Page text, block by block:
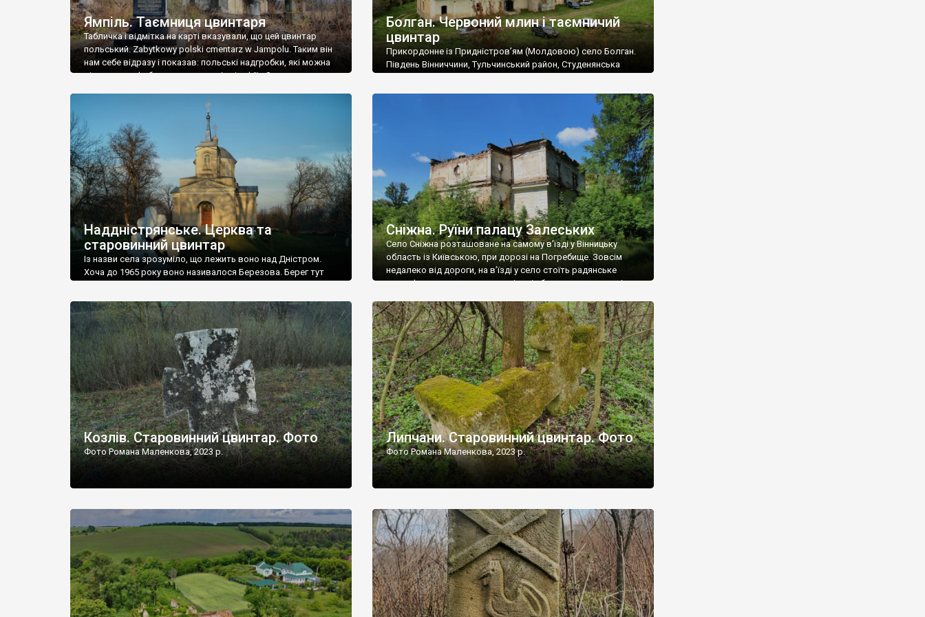
Ямпіль. Таємниця цвинтаря
Табличка і відмітка на карті вказували, що цей цвинтар
польський. Zabytkowy polski cmentarz w Jampolu. Таким він
нам себе відразу і показав: польські надгробки, які можна
віднести до фабричних, польські епітафії… Загалом цвинтар
виявилося більше семи гектарів. Перше враження про
абсолютну звичайність польського цвинтаря виявилося
оманливим – […]
Болган. Червоний млин і таємничий
цвинтар
Прикордонне із Придністров’ям (Молдовою) село Болган.
Південь Вінниччини, Тульчинський район, Студенянська
старовинний цвинтар із кам’яними хрестами. Всі епітафії, які
збереглися, написані кирилицею, церковнослов’янською
мовою. За всіма традиційними ознаками – цвинтар
український. Хрести датуються 19 століттям. У 1924-1940
роках Болган […]
Наддністрянське. Церква та
старовинний цвинтар
Із назви села зрозуміло, що лежить воно над Дністром.
Хоча до 1965 року воно називалося Березова. Берег тут
Наддністрянське відрізняється від більшості навколишніх
сіл. У селі є мурована Михайлівська церква. Точної дати […]
Сніжна. Руїни палацу Залеських
Село Сніжна розташоване на самому в’їзді у Вінницьку
область із Київською, при дорозі на Погребище. Зовсім
недалеко від дороги, на в’їзді у село стоїть радянське
рельєфне пано, яке показує жінку і яблуню, а трохи далі,
дороги їх не видно, але видно дві стареньких колії у траві –
[…]
Козлів. Старовинний цвинтар. Фото
Фото Романа Маленкова, 2023 р.
Липчани. Старовинний цвинтар. Фото
Фото Романа Маленкова, 2023 р.